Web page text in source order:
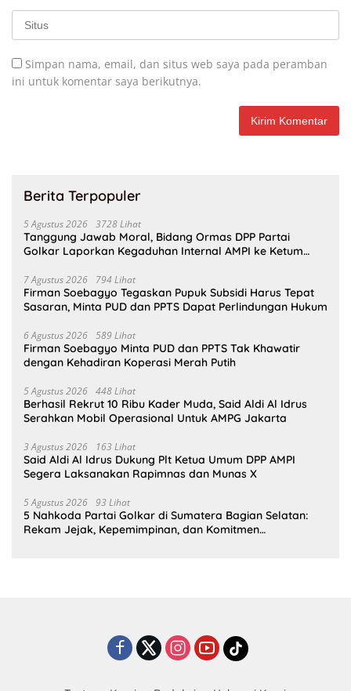
Simpan nama, email, dan situs web saya pada peramban
ini untuk komentar saya berikutnya.
Berita Terpopuler
5 Agustus 2026 3728 Lihat
Tanggung Jawab Moral, Bidang Ormas DPP Partai
Golkar Laporkan Kegaduhan Internal AMPI ke Ketum
7 Agustus 2026 794 Lihat
Firman Soebagyo Tegaskan Pupuk Subsidi Harus Tepat
Sasaran, Minta PUD dan PPTS Dapat Perlindungan Hukum
6 Agustus 2026 589 Lihat
Firman Soebagyo Minta PUD dan PPTS Tak Khawatir
dengan Kehadiran Koperasi Merah Putih
5 Agustus 2026 448 Lihat
Berhasil Rekrut 10 Ribu Kader Muda, Said Aldi Al Idrus
Serahkan Mobil Operasional Untuk AMPG Jakarta
3 Agustus 2026 163 Lihat
Said Aldi Al Idrus Dukung Plt Ketua Umum DPP AMPI
Segera Laksanakan Rapimnas dan Munas X
5 Agustus 2026 93 Lihat
5 Nahkoda Partai Golkar di Sumatera Bagian Selatan:
Rekam Jejak, Kepemimpinan, dan Komitmen